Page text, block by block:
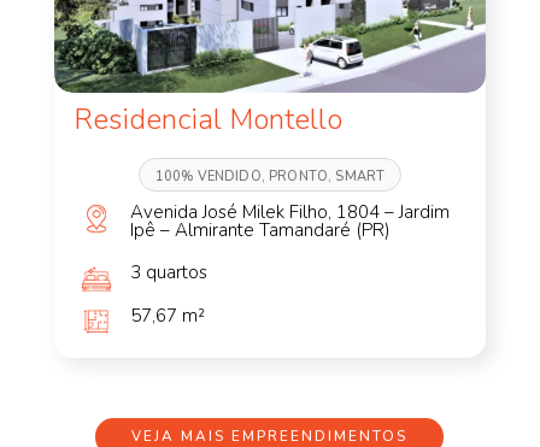
Residencial Montello
100% VENDIDO, PRONTO, SMART
Avenida José Milek Filho, 1804 – Jardim
Ipê – Almirante Tamandaré (PR)
3 quartos
57,67 m²
VEJA MAIS EMPREENDIMENTOS